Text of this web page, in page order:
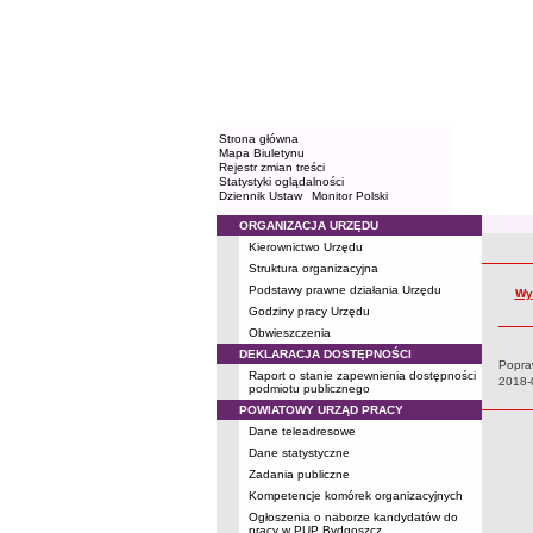
Strona główna
Mapa Biuletynu
Rejestr zmian treści
Statystyki oglądalności
Dziennik Ustaw
Monitor Polski
Menu
ORGANIZACJA URZĘDU
Kierownictwo Urzędu
Struktura organizacyjna
Podstawy prawne działania Urzędu
Godziny pracy Urzędu
Obwieszczenia
DEKLARACJA DOSTĘPNOŚCI
Raport o stanie zapewnienia dostępności
podmiotu publicznego
POWIATOWY URZĄD PRACY
Dane teleadresowe
Dane statystyczne
Zadania publiczne
Kompetencje komórek organizacyjnych
Ogłoszenia o naborze kandydatów do
pracy w PUP Bydgoszcz
Data:
2018-